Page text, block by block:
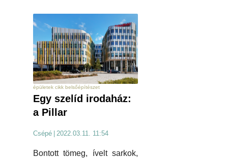
épületek cikk belsőépítészet
Egy szelíd irodaház:
a Pillar
Csépé | 2022.03.11. 11:54
Bontott tömeg, ívelt sarkok,